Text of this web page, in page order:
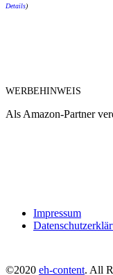
Details)
WERBEHINWEIS
Als Amazon-Partner
Impressum
©2020 eh-content. All